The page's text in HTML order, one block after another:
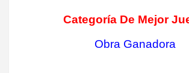
Categoría De Mejor
Obra Ganadora